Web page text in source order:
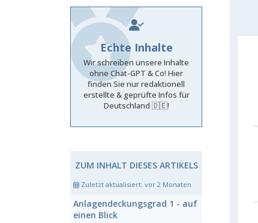
Echte Inhalte
Wir schreiben unsere Inhalte
ohne Chat-GPT & Co! Hier
finden Sie nur redaktionell
erstellte & geprüfte Infos für
Deutschland 🇩🇪!
ZUM INHALT DIESES ARTIKELS
Zuletzt aktualisiert: vor 2 Monaten
Anlagendeckungsgrad 1 - auf
einen Blick